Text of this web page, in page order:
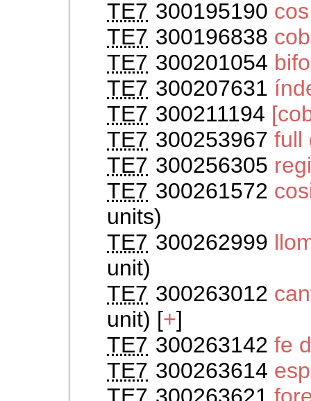
TE7 300195190
TE7 300196838
TE7 300201054
TE7 300207631
TE7 300211194
TE7 300253967full
TE7 300256305
TE7 300261572
units)
TE7 300262999
unit)
TE7 300263012
unit) [+]
TE7 300263142fe
TE7 300263614
TE7 300263621